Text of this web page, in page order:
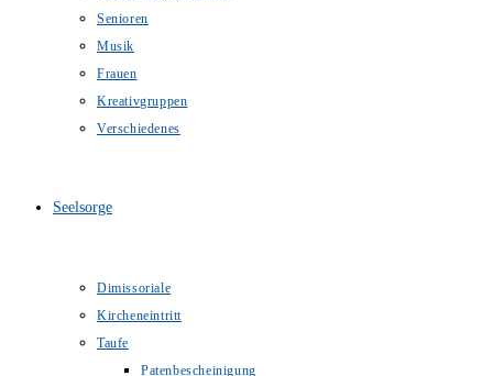
Senioren
Musik
Frauen
Kreativgruppen
Verschiedenes
Seelsorge
Dimissoriale
Kircheneintritt
Taufe
Patenbescheinigung